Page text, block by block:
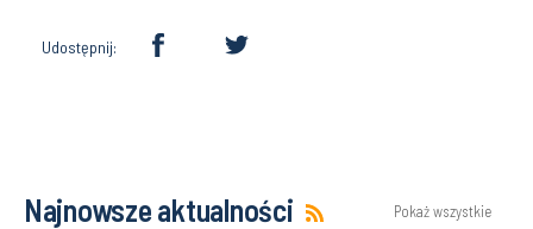
Udostępnij:
Najnowsze aktualności Pokaż wszystkie